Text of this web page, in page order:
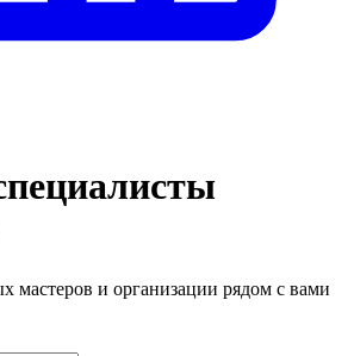
мастеров и организации рядом с вами